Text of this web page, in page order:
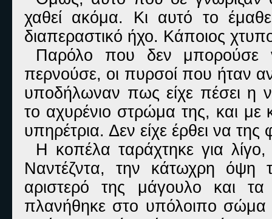
χαθεί ακόμα. Κι αυτό το
διαπεραστικό ήχο. Κάποιος
Παρόλο που δεν μπορούσε
περνούσε, οι πυρσοί που ήταν
υποδήλωναν πως είχε πέσει η
το αχυρένιο στρώμα της, και με
υπηρέτρια. Δεν είχε έρθει να
Η κοπέλα ταράχτηκε για
Ναντέζντα, την κάτωχρη όψη
αριστερό της μάγουλο και
πλανήθηκε στο υπόλοιπο σώμα